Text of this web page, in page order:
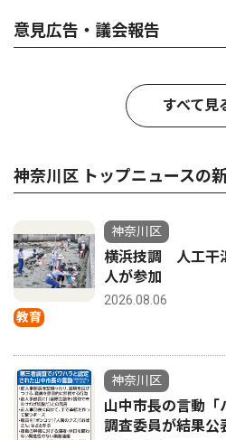
意見広告・議会報告
すべて見
神奈川区 トップニュースの
教育
神奈川区
横浜技調 人工干
人が参加
2026.08.06
神奈川区
山中市長の言動
調査委員が結果公